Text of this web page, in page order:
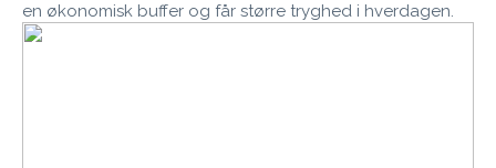
en økonomisk buffer og får større tryghed i hverdagen.